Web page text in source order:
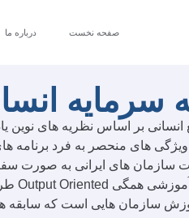
صفحه نخست درباره ما
سرمایه
بر اساس نظریه های نوین
سازمان هایی است که سابقه